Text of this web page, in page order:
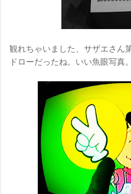
観れちゃいました、サザエさん
ドローだったね。いい魚眼写真。